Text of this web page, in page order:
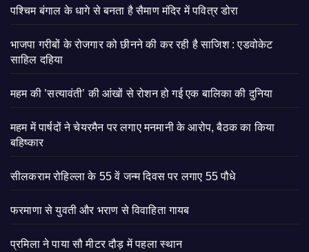
पश्चिम बंगाल के धागे से बनता है सैमाण मंदिर में पवित्र डोरा
भाजपा गरीबों के रोजगार को छीनने की कर रही है साजिश : एडवोकेट
साहिल दहिया
महम की ’सत्यावंती’ की आंखों से रोशन हो गई एक बालिका की दुनिया
महम में पार्षदों ने चेयरमैन पर लगाए मनमानी के आरोप, बैठक का किया
बहिष्कार
सीलकराम रोहिल्ला के 55 वें जन्म दिवस पर लगाए 55 पौधे
फरमाणा से युवती और भराण से विवाहिता गायब
प्रमिला ने पाया सौ मीटर दौड़ में पहला स्थान